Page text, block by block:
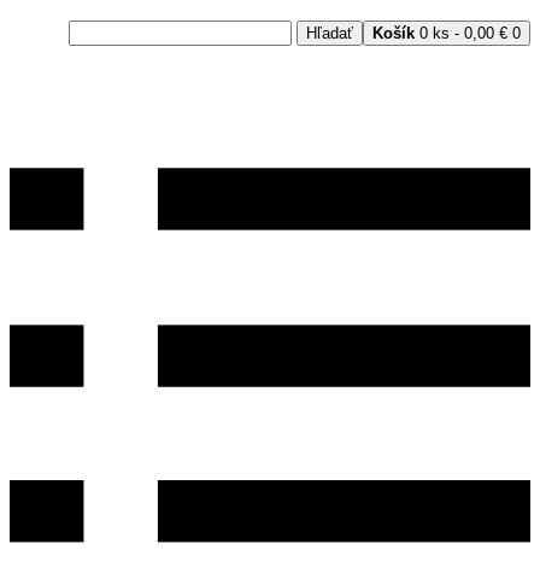
Košík 0 ks - 0,00 € 0
Hľadať